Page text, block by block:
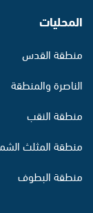
المحليات
منطقة القدس
الناصرة والمنطقة
منطقة النقب
منطقة المثلث
منطقة البطوف